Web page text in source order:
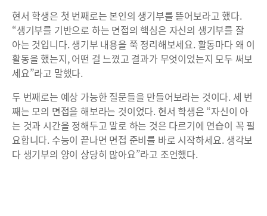
현서 학생은 첫 번째로는 본인의 생기부를 뜯어보라고 했다.
“생기부를 기반으로 하는 면접의 핵심은 자신의 생기부를 잘
아는 것입니다. 생기부 내용을 쭉 정리해보세요. 활동마다 왜 이
활동을 했는지, 어떤 걸 느꼈고 결과가 무엇이었는지 모두 써보
세요”라고 말했다.
두 번째로는 예상 가능한 질문들을 만들어보라는 것이다. 세 번
째는 모의 면접을 해보라는 것이었다. 현서 학생은 “자신이 아
는 것과 시간을 정해두고 말로 하는 것은 다르기에 연습이 꼭 필
요합니다. 수능이 끝나면 면접 준비를 바로 시작하세요. 생각보
다 생기부의 양이 상당히 많아요”라고 조언했다.